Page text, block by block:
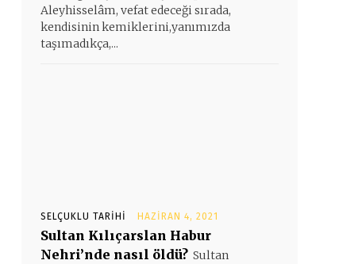
Aleyhisselâm, vefat edeceği sırada,
kendisinin kemiklerini,yanımızda
taşımadıkça,...
SELÇUKLU TARIHI HAZIRAN 4, 2021
Sultan Kılıçarslan Habur
Nehri’nde nasıl öldü? Sultan